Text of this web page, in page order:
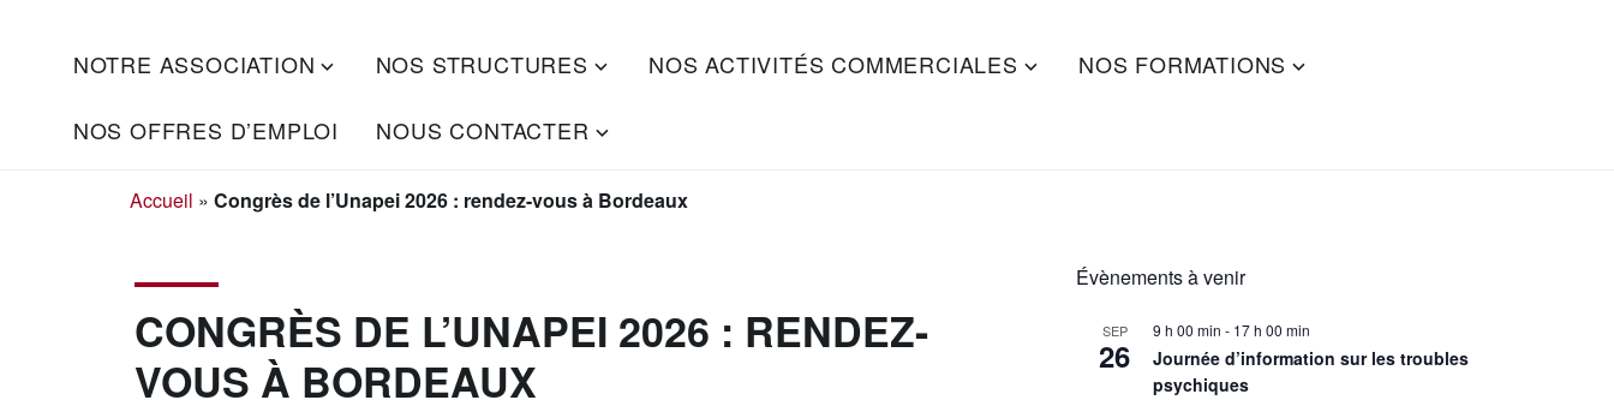
ADAPEI
DES
LANDES
S'engager
pour
NOTRE ASSOCIATION NOS STRUCTURES NOS ACTIVITÉS COMMERCIALES NOS FORMATIONS
NOS OFFRES D’EMPLOI NOUS CONTACTER
Accueil » Congrès de l’Unapei 2026 : rendez-vous à Bordeaux
CONGRÈS DE L’UNAPEI 2026 : RENDEZ-
VOUS À BORDEAUX
Évènements à venir
SEP
26
9 h 00 min - 17 h 00 min
Journée d’information sur les troubles
psychiques